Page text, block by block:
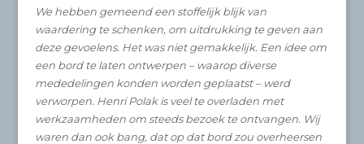
We hebben gemeend een stoffelijk blijk van
waardering te schenken, om uitdrukking te geven aan
deze gevoelens. Het was niet gemakkelijk. Een idee om
een bord te laten ontwerpen – waarop diverse
mededelingen konden worden geplaatst – werd
verworpen. Henri Polak is veel te overladen met
werkzaamheden om steeds bezoek te ontvangen. Wij
waren dan ook bang, dat op dat bord zou overheersen